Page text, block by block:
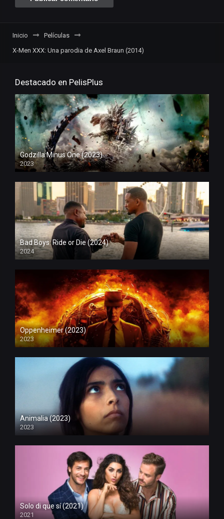
Inicio
Películas
X-Men XXX: Una parodia de Axel Braun (2014)
Destacado en PelisPlus
Godzilla Minus One (2023)
2023
Bad Boys: Ride or Die (2024)
2024
Oppenheimer (2023)
2023
Animalia (2023)
2023
Solo di que sí (2021)
2021